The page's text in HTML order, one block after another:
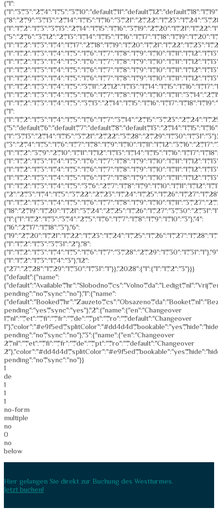
{"default":{"name":
pending":"no","sync":"no"},"1":{"name":
pending":"yes","sync":"yes"},"2":{"name":{"en":"Changeover
1","nl":"","et":"","fi":"","fr":"","de":"","pt":"","ro":"","default":"Changeover
pending":"no","sync":"no"},"3":{"name":{"en":"Changeover
2","nl":"","et":"","fi":"","fr":"","de":"","pt":"","ro":"","default":"Changeover
pending":"no","sync":"no"}}
1
de
1
1
1
no-form
multiple
no
0
no
below
Hier gelangen Sie direkt zur Buchung des Westturmes.
Jetzt buchen!